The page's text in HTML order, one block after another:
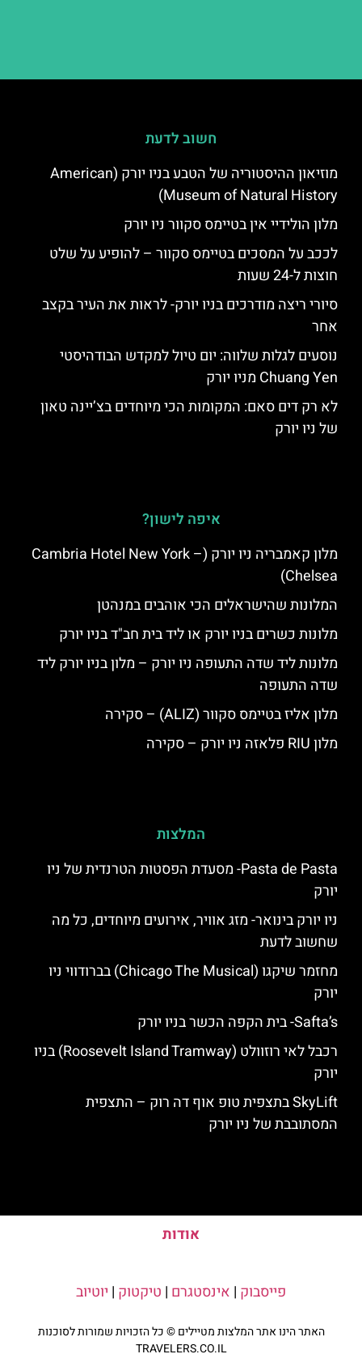
חשוב לדעת
מוזיאון ההיסטוריה של הטבע בניו יורק (American
Museum of Natural History)
מלון הולידיי אין בטיימס סקוור ניו יורק
לככב על המסכים בטיימס סקוור – להופיע על שלט
חוצות ל-24 שעות
סיורי ריצה מודרכים בניו יורק- לראות את העיר בקצב
אחר
נוסעים לגלות שלווה: יום טיול למקדש הבודהיסטי
Chuang Yen מניו יורק
לא רק דים סאם: המקומות הכי מיוחדים בצ’יינה טאון
של ניו יורק
איפה לישון?
מלון קאמבריה ניו יורק (Cambria Hotel New York –
Chelsea)
המלונות שהישראלים הכי אוהבים במנהטן
מלונות כשרים בניו יורק או ליד בית חב"ד בניו יורק
מלונות ליד שדה התעופה ניו יורק – מלון בניו יורק ליד
שדה התעופה
מלון אליז בטיימס סקוור (ALIZ) – סקירה
מלון RIU פלאזה ניו יורק – סקירה
המלצות
Pasta de Pasta- מסעדת הפסטות הטרנדית של ניו
יורק
ניו יורק בינואר- מזג אוויר, אירועים מיוחדים, כל מה
שחשוב לדעת
מחזמר שיקגו (Chicago The Musical) בברודווי ניו
יורק
Safta’s- בית הקפה הכשר בניו יורק
רכבל לאי רוזוולט (Roosevelt Island Tramway) בניו
יורק
SkyLift בתצפית טופ אוף דה רוק – התצפית
המסתובבת של ניו יורק
אודות
פייסבוק | אינסטגרם | טיקטוק | יוטיוב
האתר הינו אתר המלצות מטיילים © כל הזכויות שמורות לסוכנות
TRAVELERS.CO.IL